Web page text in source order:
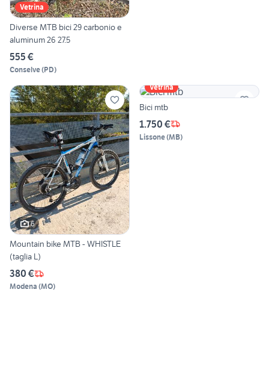
Vetrina
Diverse MTB bici 29 carbonio e
aluminum 26 27.5
555 €
Conselve(PD)
6
Mountain bike MTB - WHISTLE
(taglia L)
380 €
Modena (MO)
Vetrina
Bici mtb
1.750 €
Lissone(MB)